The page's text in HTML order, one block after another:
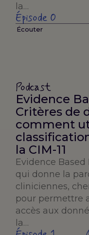
la…
Épisode 0
Écouter
Podcast
Evidence
Critères de
comment
la CIM-11
Evidence
qui donne la
cliniciennes,
pour permettre
accès aux
la…